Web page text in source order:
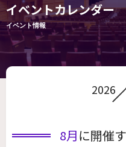
イベントカレンダー
イベント情報
2026
8月に開催